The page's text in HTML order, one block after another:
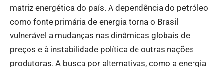
matriz energética do país. A dependência do petróleo
como fonte primária de energia torna o Brasil
vulnerável a mudanças nas dinâmicas globais de
preços e à instabilidade política de outras nações
produtoras. A busca por alternativas, como a energia